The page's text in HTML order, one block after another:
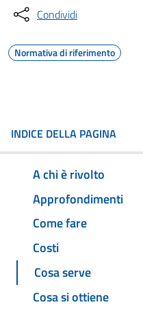
Condividi
Normativa di riferimento
INDICE DELLA PAGINA
A chi è rivolto
Approfondimenti
Come fare
Costi
Cosa serve
Cosa si ottiene